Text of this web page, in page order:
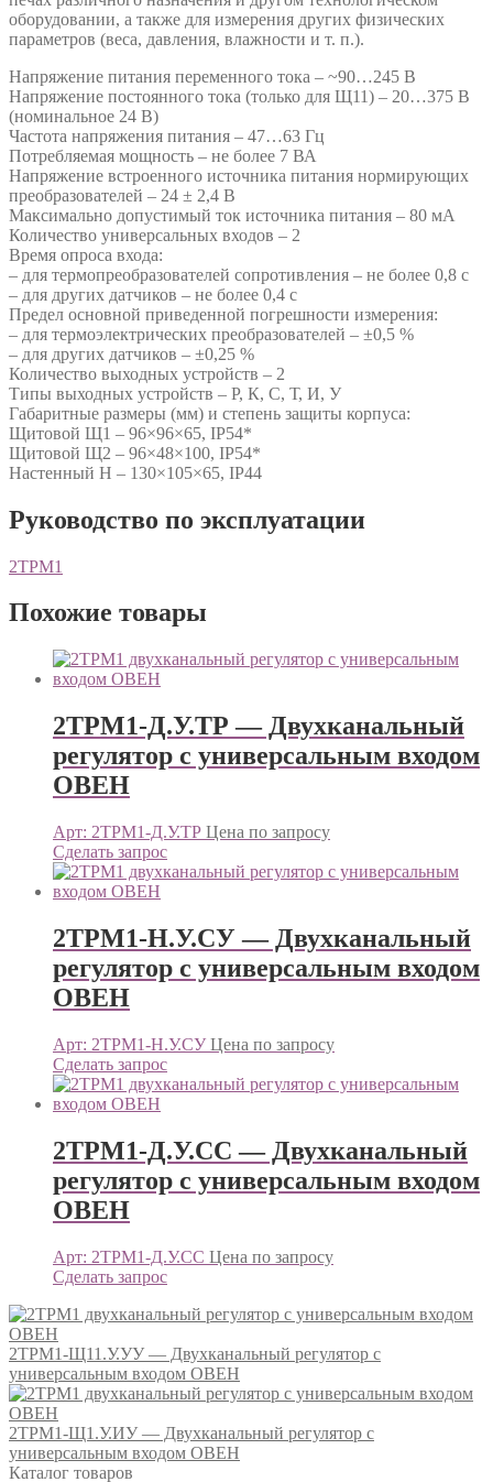
оборудовании, а также для измерения других физических
параметров (веса, давления, влажности и т. п.).
Напряжение питания переменного тока – ~90…245 В
Напряжение постоянного тока (только для Щ11) – 20…375 В
(номинальное 24 В)
Частота напряжения питания – 47…63 Гц
Потребляемая мощность – не более 7 ВА
Напряжение встроенного источника питания нормирующих
преобразователей – 24 ± 2,4 В
Максимально допустимый ток источника питания – 80 мА
Количество универсальных входов – 2
Время опроса входа:
– для термопреобразователей сопротивления – не более 0,8 с
– для других датчиков – не более 0,4 с
Предел основной приведенной погрешности измерения:
– для термоэлектрических преобразователей – ±0,5 %
– для других датчиков – ±0,25 %
Количество выходных устройств – 2
Типы выходных устройств – Р, К, С, Т, И, У
Габаритные размеры (мм) и степень защиты корпуса:
Щитовой Щ1 – 96×96×65, IP54*
Щитовой Щ2 – 96×48×100, IP54*
Настенный Н – 130×105×65, IP44
Руководство по эксплуатации
2ТРМ1
Похожие товары
2ТРМ1-Д.У.ТР — Двухканальный
регулятор с универсальным входом
ОВЕН
Арт: 2ТРМ1-Д.У.ТР Цена по запросу
Сделать запрос
2ТРМ1-Н.У.СУ — Двухканальный
регулятор с универсальным входом
ОВЕН
Арт: 2ТРМ1-Н.У.СУ Цена по запросу
Сделать запрос
2ТРМ1-Д.У.СС — Двухканальный
регулятор с универсальным входом
ОВЕН
Арт: 2ТРМ1-Д.У.СС Цена по запросу
Сделать запрос
2ТРМ1-Щ11.У.УУ — Двухканальный регулятор с
универсальным входом ОВЕН
2ТРМ1-Щ1.У.ИУ — Двухканальный регулятор с
универсальным входом ОВЕН
Каталог товаров